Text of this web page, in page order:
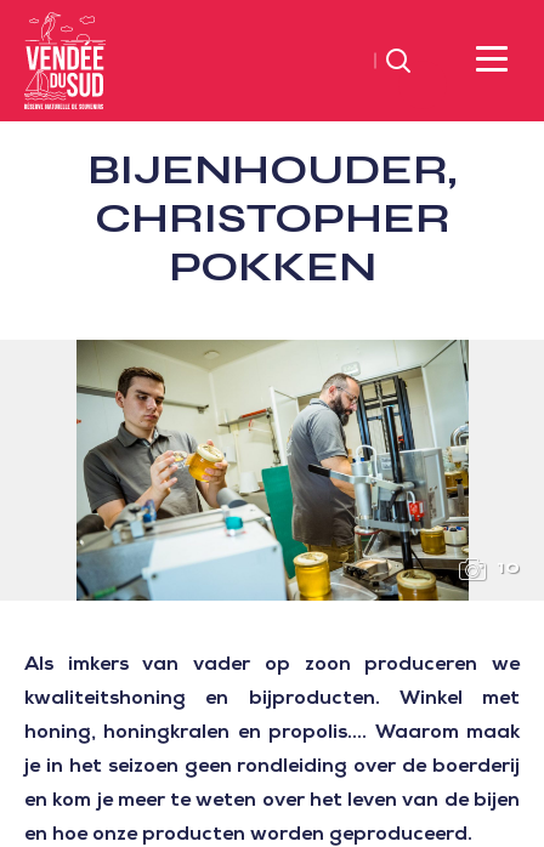
Sud
Vendée
ToerismeVVV-
Zoeken
BIJENHOUDER,
CHRISTOPHER
POKKEN
10
Als imkers van vader op zoon produceren we
kwaliteitshoning en bijproducten. Winkel met
honing, honingkralen en propolis.... Waarom maak
je in het seizoen geen rondleiding over de boerderij
en kom je meer te weten over het leven van de bijen
en hoe onze producten worden geproduceerd.